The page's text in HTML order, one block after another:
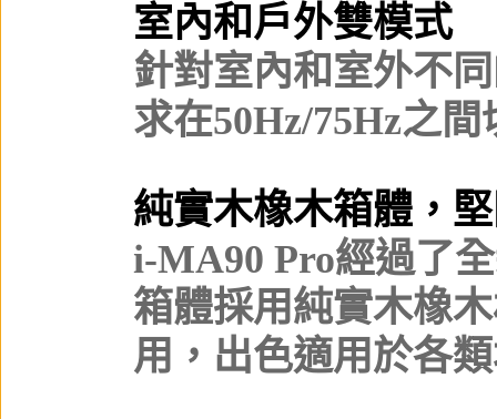
室內和戶外雙模式
針對室內和室外不
求在50Hz/75Hz之間
純實木橡木箱體，
i-MA90 Pro經過了
箱體採用純實木橡
用，出色適用於各